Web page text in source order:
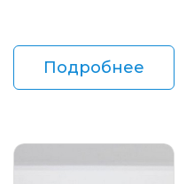
Подробнее